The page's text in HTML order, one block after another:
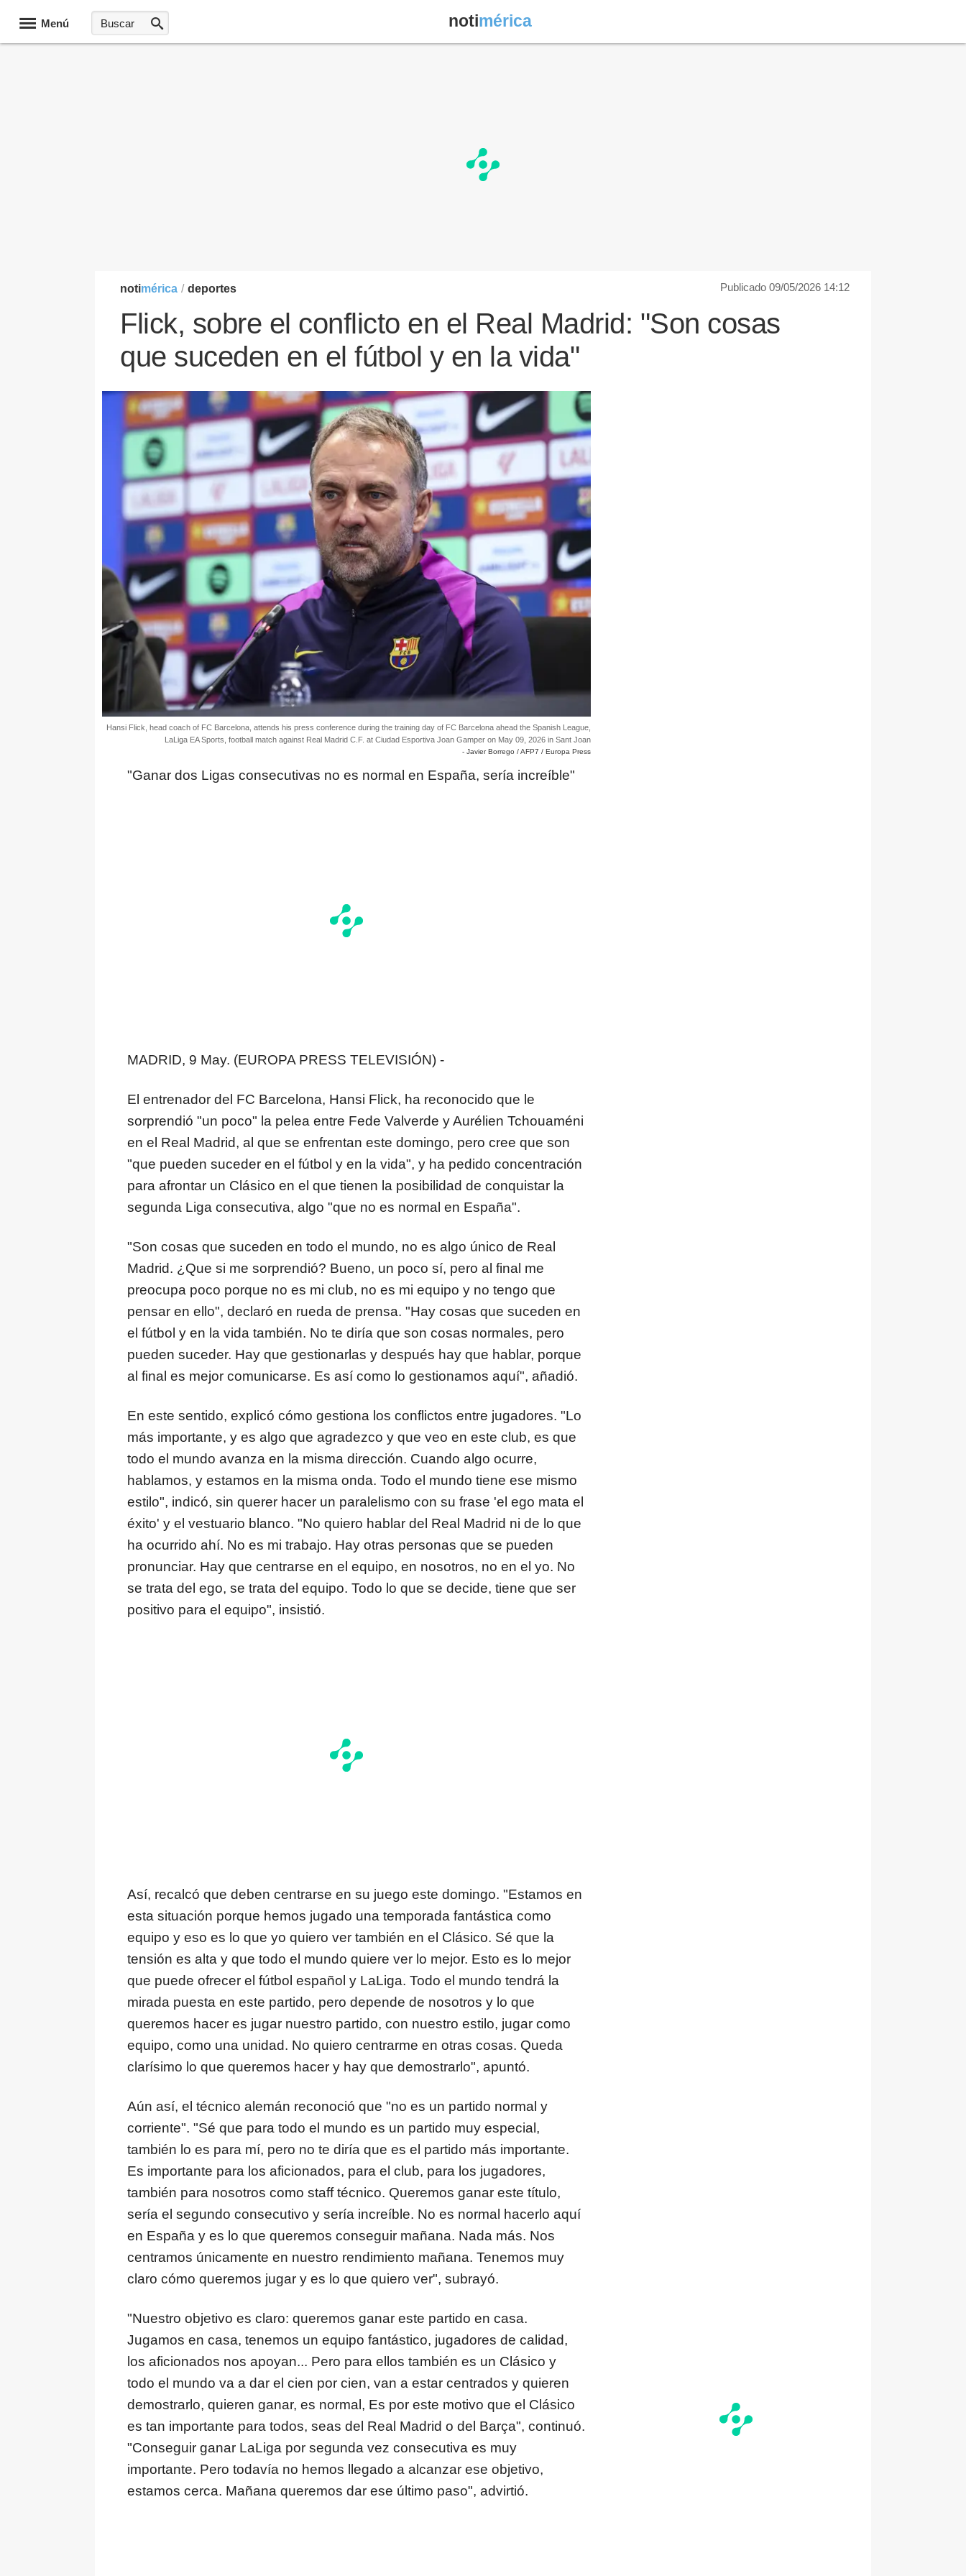
Menú notimérica
notimérica / deportes Publicado 09/05/2026 14:12
Flick, sobre el conflicto en el Real Madrid: "Son cosas
que suceden en el fútbol y en la vida"
Hansi Flick, head coach of FC Barcelona, attends his press conference during the training day of FC Barcelona ahead the Spanish League,
LaLiga EA Sports, football match against Real Madrid C.F. at Ciudad Esportiva Joan Gamper on May 09, 2026 in Sant Joan
- Javier Borrego / AFP7 / Europa Press
"Ganar dos Ligas consecutivas no es normal en España, sería increíble"
MADRID, 9 May. (EUROPA PRESS TELEVISIÓN) -
El entrenador del FC Barcelona, Hansi Flick, ha reconocido que le
sorprendió "un poco" la pelea entre Fede Valverde y Aurélien Tchouaméni
en el Real Madrid, al que se enfrentan este domingo, pero cree que son
"que pueden suceder en el fútbol y en la vida", y ha pedido concentración
para afrontar un Clásico en el que tienen la posibilidad de conquistar la
segunda Liga consecutiva, algo "que no es normal en España".
"Son cosas que suceden en todo el mundo, no es algo único de Real
Madrid. ¿Que si me sorprendió? Bueno, un poco sí, pero al final me
preocupa poco porque no es mi club, no es mi equipo y no tengo que
pensar en ello", declaró en rueda de prensa. "Hay cosas que suceden en
el fútbol y en la vida también. No te diría que son cosas normales, pero
pueden suceder. Hay que gestionarlas y después hay que hablar, porque
al final es mejor comunicarse. Es así como lo gestionamos aquí", añadió.
En este sentido, explicó cómo gestiona los conflictos entre jugadores. "Lo
más importante, y es algo que agradezco y que veo en este club, es que
todo el mundo avanza en la misma dirección. Cuando algo ocurre,
hablamos, y estamos en la misma onda. Todo el mundo tiene ese mismo
estilo", indicó, sin querer hacer un paralelismo con su frase 'el ego mata el
éxito' y el vestuario blanco. "No quiero hablar del Real Madrid ni de lo que
ha ocurrido ahí. No es mi trabajo. Hay otras personas que se pueden
pronunciar. Hay que centrarse en el equipo, en nosotros, no en el yo. No
se trata del ego, se trata del equipo. Todo lo que se decide, tiene que ser
positivo para el equipo", insistió.
Así, recalcó que deben centrarse en su juego este domingo. "Estamos en
esta situación porque hemos jugado una temporada fantástica como
equipo y eso es lo que yo quiero ver también en el Clásico. Sé que la
tensión es alta y que todo el mundo quiere ver lo mejor. Esto es lo mejor
que puede ofrecer el fútbol español y LaLiga. Todo el mundo tendrá la
mirada puesta en este partido, pero depende de nosotros y lo que
queremos hacer es jugar nuestro partido, con nuestro estilo, jugar como
equipo, como una unidad. No quiero centrarme en otras cosas. Queda
clarísimo lo que queremos hacer y hay que demostrarlo", apuntó.
Aún así, el técnico alemán reconoció que "no es un partido normal y
corriente". "Sé que para todo el mundo es un partido muy especial,
también lo es para mí, pero no te diría que es el partido más importante.
Es importante para los aficionados, para el club, para los jugadores,
también para nosotros como staff técnico. Queremos ganar este título,
sería el segundo consecutivo y sería increíble. No es normal hacerlo aquí
en España y es lo que queremos conseguir mañana. Nada más. Nos
centramos únicamente en nuestro rendimiento mañana. Tenemos muy
claro cómo queremos jugar y es lo que quiero ver", subrayó.
"Nuestro objetivo es claro: queremos ganar este partido en casa.
Jugamos en casa, tenemos un equipo fantástico, jugadores de calidad,
los aficionados nos apoyan... Pero para ellos también es un Clásico y
todo el mundo va a dar el cien por cien, van a estar centrados y quieren
demostrarlo, quieren ganar, es normal, Es por este motivo que el Clásico
es tan importante para todos, seas del Real Madrid o del Barça", continuó.
"Conseguir ganar LaLiga por segunda vez consecutiva es muy
importante. Pero todavía no hemos llegado a alcanzar ese objetivo,
estamos cerca. Mañana queremos dar ese último paso", advirtió.